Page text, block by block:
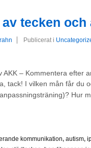
tecken och
Publicerat i
– Kommentera efter
tack! I vilken mån får du
Hur
kommunikation, autism,